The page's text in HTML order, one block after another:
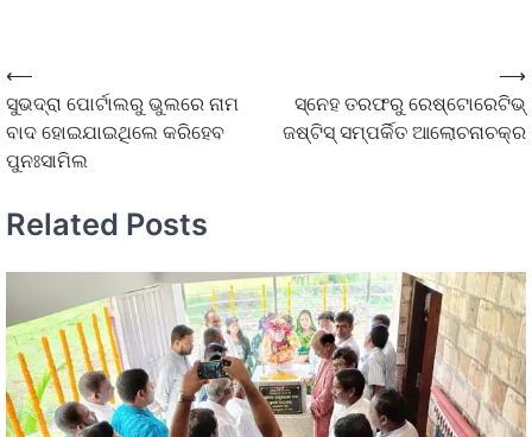
⟵
ସୁଭଦ୍ରା ପୋର୍ଟାଲରୁ ଭୁଲରେ ନାମ
ବାଦ ହୋଇଯାଇଥିଲେ କରିହେବ
ପୁନଃସାମିଲ
ସ୍ନେହ ତରଫରୁ ରେଷ୍ଟୋରେଟିଭ୍
ଜଷ୍ଟିସ୍ ସମ୍ପର୍କିତ ଆଲୋଚନାଚକ୍ର
⟶
Related Posts